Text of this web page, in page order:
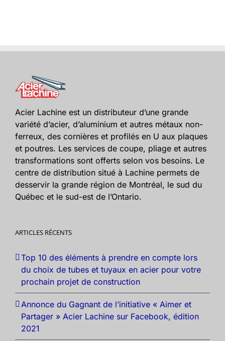
Acier Lachine est un distributeur d’une grande
variété d’acier, d’aluminium et autres métaux non-
ferreux, des cornières et profilés en U aux plaques
et poutres. Les services de coupe, pliage et autres
transformations sont offerts selon vos besoins. Le
centre de distribution situé à Lachine permets de
desservir la grande région de Montréal, le sud du
Québec et le sud-est de l’Ontario.
ARTICLES RÉCENTS
Top 10 des éléments à prendre en compte lors
du choix de tubes et tuyaux en acier pour votre
prochain projet de construction
Annonce du Gagnant de l’initiative « Aimer et
Partager » Acier Lachine sur Facebook, édition
2021